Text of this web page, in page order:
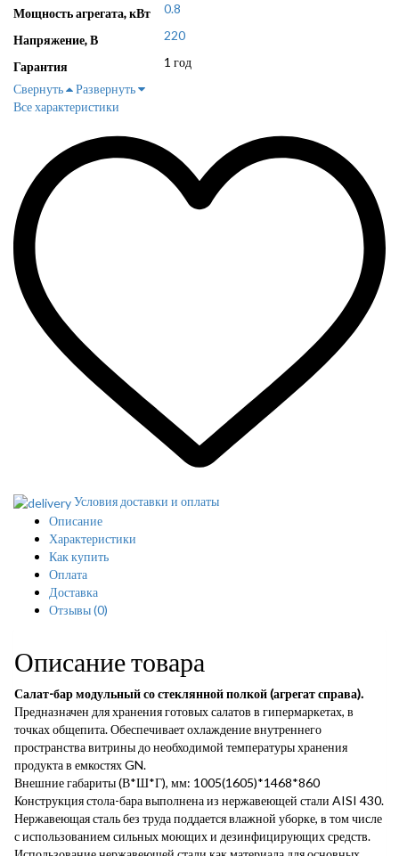
Мощность агрегата, кВт 0.8
Напряжение, В 220
Гарантия
1 год
Свернуть
Развернуть
Все характеристики
Условия доставки и оплаты
Описание
Характеристики
Как купить
Оплата
Доставка
Отзывы(0)
Описание товара
Салат-бар модульный со стеклянной полкой (агрегат справа).
Предназначен для хранения готовых салатов в гипермаркетах, в
точках общепита. Обеспечивает охлаждение внутреннего
пространства витрины до необходимой температуры хранения
продукта в емкостях GN.
Внешние габариты (В*Ш*Г), мм: 1005(1605)*1468*860
Конструкция стола-бара выполнена из нержавеющей стали AISI 430.
Нержавеющая сталь без труда поддается влажной уборке, в том числе
с использованием сильных моющих и дезинфицирующих средств.